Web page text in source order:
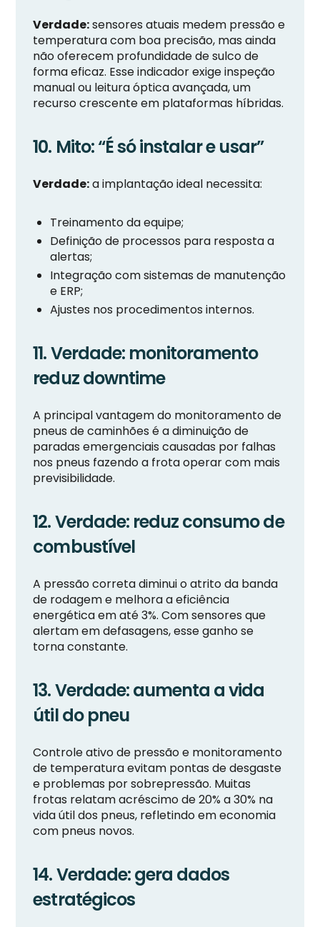
Verdade:sensores atuais medem pressão e
temperatura com boa precisão, mas ainda
não oferecem profundidade de sulco de
forma eficaz. Esse indicador exige inspeção
manual ou leitura óptica avançada, um
recurso crescente em plataformas híbridas.
10. Mito: “É só instalar e usar”
Verdade:a implantação ideal necessita:
Treinamento da equipe;
Definição de processos para resposta a
alertas;
Integração com sistemas de manutenção
e ERP;
Ajustes nos procedimentos internos.
11. Verdade: monitoramento
reduz downtime
A principal vantagem do monitoramento de
pneus de caminhões é a diminuição de
paradas emergenciais causadas por falhas
nos pneus fazendo a frota operar com mais
previsibilidade.
12. Verdade: reduz consumo de
combustível
A pressão correta diminui o atrito da banda
de rodagem e melhora a eficiência
energética em até 3%. Com sensores que
alertam em defasagens, esse ganho se
torna constante.
13. Verdade: aumenta a vida
útil do pneu
Controle ativo de pressão e monitoramento
de temperatura evitam pontas de desgaste
e problemas por sobrepressão. Muitas
frotas relatam acréscimo de 20% a 30% na
vida útil dos pneus, refletindo em economia
com pneus novos.
14. Verdade: gera dados
estratégicos